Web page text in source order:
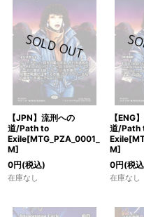
並び順:
【JPN】流刑への
道/Path to
Exile[MTG_PZA_0001_
M]
0円(税込)
在庫なし
【ENG
道/Path
M]
0円(税
在庫なし